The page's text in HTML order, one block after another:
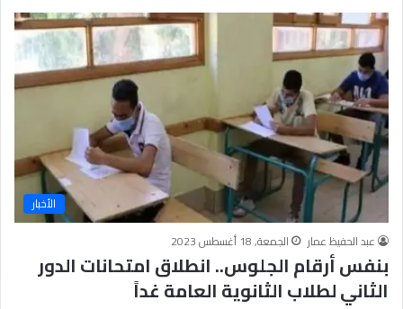
الأخبار
عبد الحفيظ عمار
الجمعة, 18 أغسطس 2023
بنفس أرقام الجلوس.. انطلاق امتحانات الدور
الثاني لطلاب الثانوية العامة غداً